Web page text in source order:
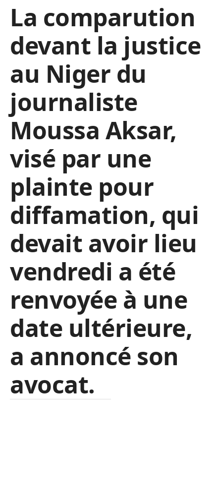
La comparution
devant la justice
au Niger du
journaliste
Moussa Aksar,
visé par une
plainte pour
diffamation, qui
devait avoir lieu
vendredi a été
renvoyée à une
date ultérieure,
a annoncé son
avocat.